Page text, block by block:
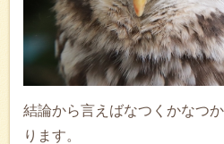
結論から言えばなつくかなつ
ります。